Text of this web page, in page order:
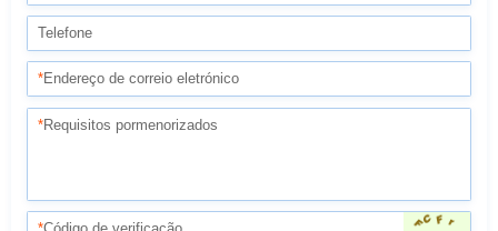
Telefone
*Endereço de correio eletrónico
*Requisitos pormenorizados